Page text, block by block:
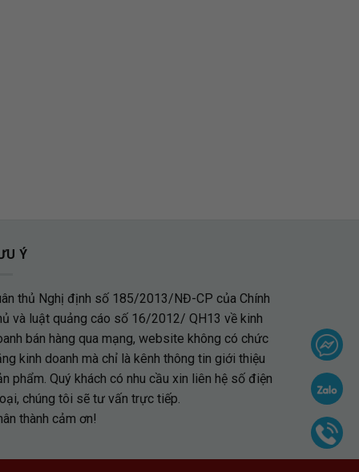
Ý
thủ Nghị định số 185/2013/NĐ-CP của Chính
và luật quảng cáo số 16/2012/ QH13 về kinh
bán hàng qua mạng, website không có chức
kinh doanh mà chỉ là kênh thông tin giới thiệu
phẩm. Quý khách có nhu cầu xin liên hệ số điện
chúng tôi sẽ tư vấn trực tiếp.
thành cảm ơn!